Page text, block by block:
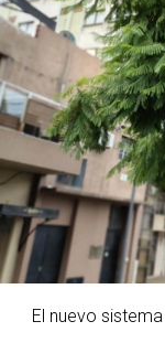
El nuevo